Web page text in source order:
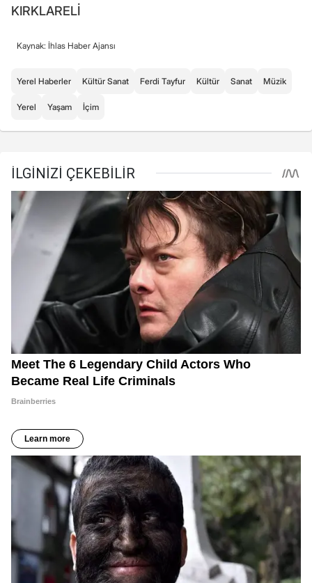
KIRKLARELİ
Kaynak: İhlas Haber Ajansı
Yerel Haberler Kültür Sanat Ferdi Tayfur Kültür Sanat Müzik
Yerel Yaşam İçim